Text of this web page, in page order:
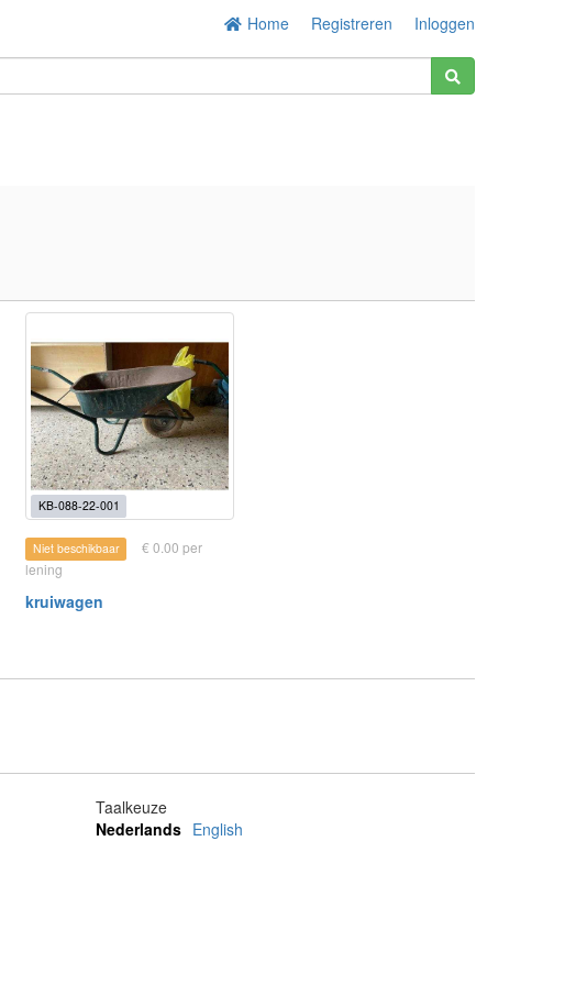
Home Registreren Inloggen
KB-088-22-001
Niet beschikbaar
€ 0.00 per
lening
kruiwagen
Taalkeuze
Nederlands English